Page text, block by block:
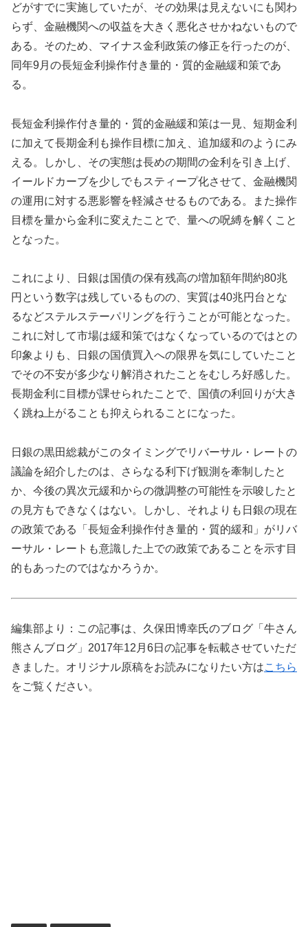
どがすでに実施していたが、その効果は見えないにも関わ
らず、金融機関への収益を大きく悪化させかねないもので
ある。そのため、マイナス金利政策の修正を行ったのが、
同年9月の長短金利操作付き量的・質的金融緩和策であ
る。
長短金利操作付き量的・質的金融緩和策は一見、短期金利
に加えて長期金利も操作目標に加え、追加緩和のようにみ
える。しかし、その実態は長めの期間の金利を引き上げ、
イールドカーブを少しでもスティープ化させて、金融機関
の運用に対する悪影響を軽減させるものである。また操作
目標を量から金利に変えたことで、量への呪縛を解くこと
となった。
これにより、日銀は国債の保有残高の増加額年間約80兆
円という数字は残しているものの、実質は40兆円台とな
るなどステルステーパリングを行うことが可能となった。
これに対して市場は緩和策ではなくなっているのではとの
印象よりも、日銀の国債買入への限界を気にしていたこと
でその不安が多少なり解消されたことをむしろ好感した。
長期金利に目標が課せられたことで、国債の利回りが大き
く跳ね上がることも抑えられることになった。
日銀の黒田総裁がこのタイミングでリバーサル・レートの
議論を紹介したのは、さらなる利下げ観測を牽制したと
か、今後の異次元緩和からの微調整の可能性を示唆したと
の見方もできなくはない。しかし、それよりも日銀の現在
の政策である「長短金利操作付き量的・質的緩和」がリバ
ーサル・レートも意識した上での政策であることを示す目
的もあったのではなかろうか。
編集部より：この記事は、久保田博幸氏のブログ「牛さん
熊さんブログ」2017年12月6日の記事を転載させていただ
きました。オリジナル原稿をお読みになりたい方はこちら
をご覧ください。